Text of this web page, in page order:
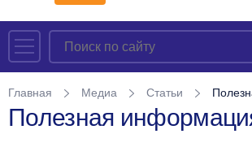
Главная Медиа Статьи
Полезная